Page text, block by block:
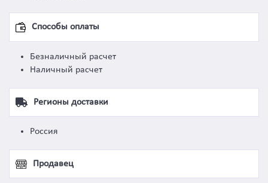
Способы оплаты
Безналичный расчет
Наличный расчет
Регионы доставки
Россия
Продавец